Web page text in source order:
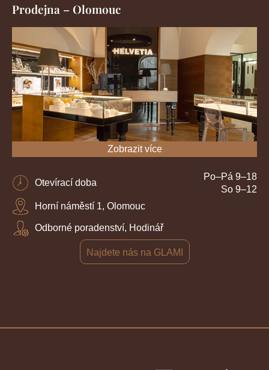
Prodejna – Olomouc
Zobrazit více
Otevírací doba
Po–Pá 9–18
So 9–12
Horní náměstí 1, Olomouc
Odborné poradenství, Hodinář
Najdete nás na GLAMI